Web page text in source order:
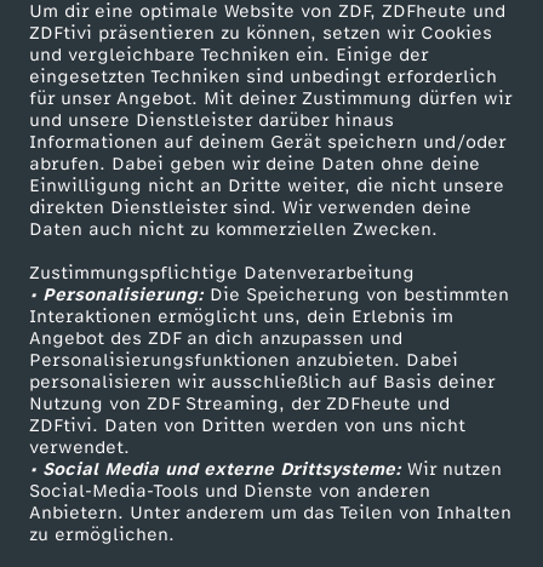
Um dir eine optimale Website von ZDF, ZDFheute und
ZDFtivi präsentieren zu können, setzen wir Cookies
und vergleichbare Techniken ein. Einige der
eingesetzten Techniken sind unbedingt erforderlich
für unser Angebot. Mit deiner Zustimmung dürfen wir
und unsere Dienstleister darüber hinaus
Informationen auf deinem Gerät speichern und/oder
abrufen. Dabei geben wir deine Daten ohne deine
Einwilligung nicht an Dritte weiter, die nicht unsere
direkten Dienstleister sind. Wir verwenden deine
Daten auch nicht zu kommerziellen Zwecken.
Zustimmungspflichtige Datenverarbeitung
• Personalisierung:Die Speicherung von bestimmten
Interaktionen ermöglicht uns, dein Erlebnis im
Angebot des ZDF an dich anzupassen und
Personalisierungsfunktionen anzubieten. Dabei
personalisieren wir ausschließlich auf Basis deiner
Nutzung von ZDF Streaming, der ZDFheute und
ZDFtivi. Daten von Dritten werden von uns nicht
verwendet.
• Social Media und externe Drittsysteme:Wir nutzen
Social-Media-Tools und Dienste von anderen
Anbietern. Unter anderem um das Teilen von Inhalten
zu ermöglichen.
R
e
h
k
i
t
z
e
Mehr ZDF
ZDF-Apps
Smart TV
ZDFtext
Livestreams
Sendungen A-Z
TV-Programm
Service
ZDFmitreden
Kontakt zum ZDF
Tickets
Zuschauerservice
Hilfe
ZDF Unternehmen
Karriere